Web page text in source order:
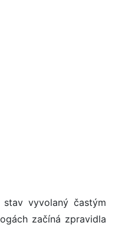
vyvolaný častým
začíná zpravidla